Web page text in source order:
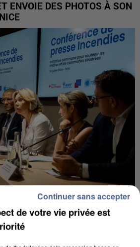
ENVOIE DES PHOTOS À SON
DE-FRANCE LANCE UN ÉLAN
LES...
de votre vie privée est
Continuer sans accepter